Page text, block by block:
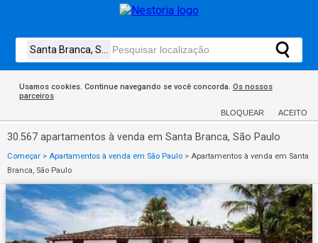
Usamos cookies. Continue navegando se você concorda. Os nossos
parceiros
BLOQUEAR ACEITO
30.567 apartamentos à venda em Santa Branca, São Paulo
Começar > Apartamentos à venda em São Paulo > Apartamentos à venda em Santa
Branca, São Paulo